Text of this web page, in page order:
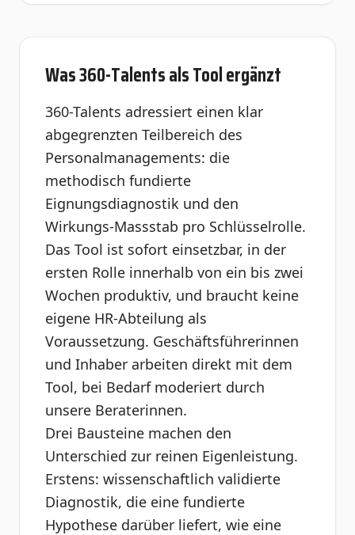
Was 360-Talents als Tool ergänzt
360-Talents adressiert einen klar
abgegrenzten Teilbereich des
Personalmanagements: die
methodisch fundierte
Eignungsdiagnostik und den
Wirkungs-Massstab pro Schlüsselrolle.
Das Tool ist sofort einsetzbar, in der
ersten Rolle innerhalb von ein bis zwei
Wochen produktiv, und braucht keine
eigene HR-Abteilung als
Voraussetzung. Geschäftsführerinnen
und Inhaber arbeiten direkt mit dem
Tool, bei Bedarf moderiert durch
unsere Beraterinnen.
Drei Bausteine machen den
Unterschied zur reinen Eigenleistung.
Erstens: wissenschaftlich validierte
Diagnostik, die eine fundierte
Hypothese darüber liefert, wie eine